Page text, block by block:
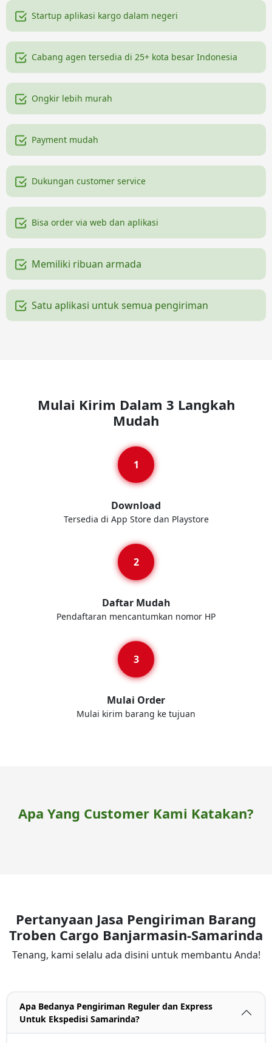
Startup aplikasi kargo dalam negeri
Cabang agen tersedia di 25+ kota besar Indonesia
Ongkir lebih murah
Payment mudah
Dukungan customer service
Bisa order via web dan aplikasi
Memiliki ribuan armada
Satu aplikasi untuk semua pengiriman
Mulai Kirim Dalam 3 Langkah
Mudah
Download
Tersedia di App Store dan Playstore
Daftar Mudah
Pendaftaran mencantumkan nomor HP
Mulai Order
Mulai kirim barang ke tujuan
Apa Yang Customer Kami Katakan?
Pertanyaan Jasa Pengiriman Barang
Troben Cargo Banjarmasin-Samarinda
Tenang, kami selalu ada disini untuk membantu Anda!
Apa Bedanya Pengiriman Reguler dan Express
Untuk Ekspedisi Samarinda?